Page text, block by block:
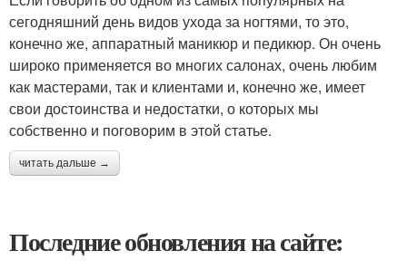
сегодняшний день видов ухода за ногтями, то это,
конечно же, аппаратный маникюр и педикюр. Он очень
широко применяется во многих салонах, очень любим
как мастерами, так и клиентами и, конечно же, имеет
свои достоинства и недостатки, о которых мы
собственно и поговорим в этой статье.
читать дальше →
Последние обновления на сайте: